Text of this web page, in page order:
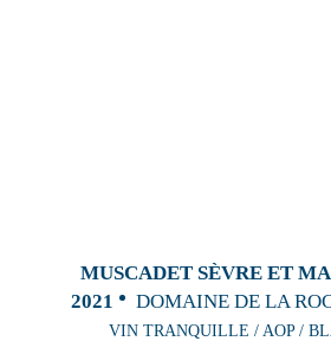
MUSCADET SÈVRE ET
2021
DOMAINE DE LA
VIN TRANQUILLE / AOP /